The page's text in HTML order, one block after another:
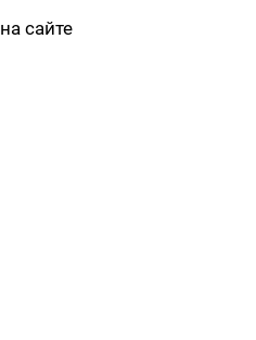
на сайте